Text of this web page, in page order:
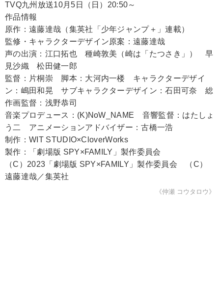
TVQ九州放送10月5日（日）20:50～
作品情報
原作：遠藤達哉（集英社「少年ジャンプ＋」連載）
監修・キャラクターデザイン原案：遠藤達哉
声の出演：江口拓也 種崎敦美（崎は「たつさき」） 早
見沙織 松田健一郎
監督：片桐崇 脚本：大河内一楼 キャラクターデザイ
ン：嶋田和晃 サブキャラクターデザイン：石田可奈 総
作画監督：浅野恭司
音楽プロデュース：(K)NoW_NAME 音響監督：はたしょ
う二 アニメーションアドバイザー：古橋一浩
制作：WIT STUDIO×CloverWorks
製作：「劇場版 SPY×FAMILY」製作委員会
（C）2023「劇場版 SPY×FAMILY」製作委員会 （C）
遠藤達哉／集英社
《仲瀬 コウタロウ》